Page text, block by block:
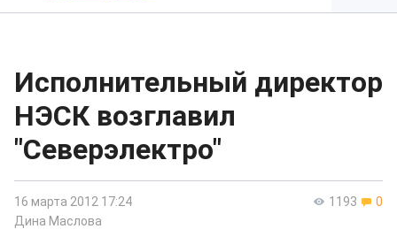
Исполнительный директор
НЭСК возглавил
"Северэлектро"
1193 0
16 марта 2012 17:24
Дина Маслова